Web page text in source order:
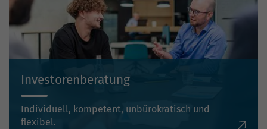
Investorenberatung
Individuell, kompetent, unbürokratisch und
flexibel.